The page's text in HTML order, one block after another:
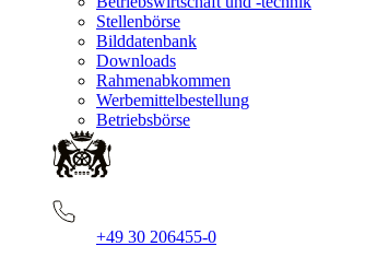
Stellenbörse
Bilddatenbank
Downloads
Rahmenabkommen
Werbemittelbestellung
Betriebsbörse
+49 30 206455-0